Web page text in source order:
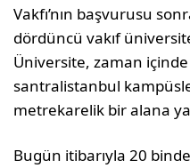
Vakfı’nın başvurusu
dördüncü vakıf
Üniversite, zaman
santralistanbul
metrekarelik bir alana
Bugün itibarıyla 20